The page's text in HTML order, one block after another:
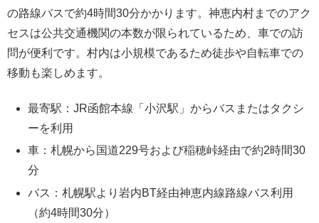
の路線バスで約4時間30分かかります。神恵内村までのアク
セスは公共交通機関の本数が限られているため、車での訪
問が便利です。村内は小規模であるため徒歩や自転車での
移動も楽しめます。
最寄駅：JR函館本線「小沢駅」からバスまたはタクシ
ーを利用
車：札幌から国道229号および稲穂峠経由で約2時間30
分
バス：札幌駅より岩内BT経由神恵内線路線バス利用
（約4時間30分）